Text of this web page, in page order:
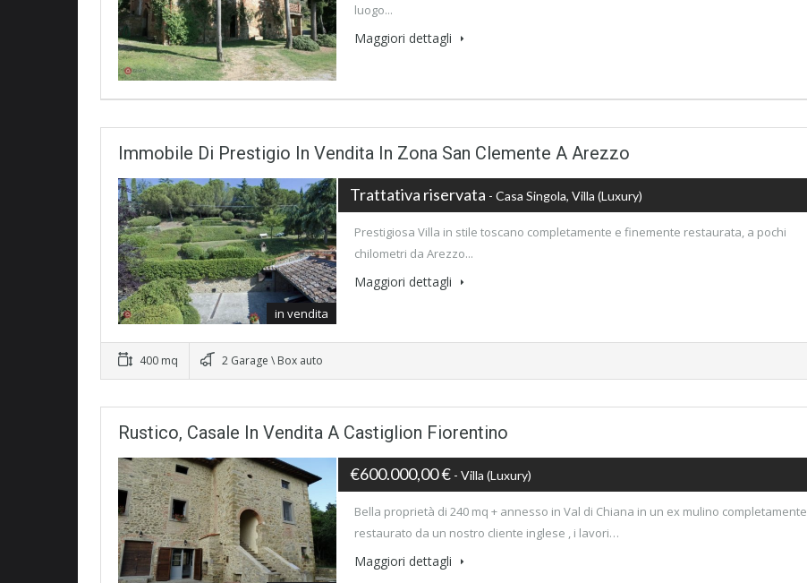
luogo...
Maggiori dettagli
Immobile Di Prestigio In Vendita In Zona San Clemente A Arezzo
in vendita
Trattativa riservata - Casa Singola, Villa (luxury)
Prestigiosa Villa in stile toscano completamente e finemente restaurata, a pochi
chilometri da Arezzo...
Maggiori dettagli
400 mq 2 Garage \ Box auto
Rustico, Casale In Vendita A Castiglion Fiorentino
€600.000,00 € - Villa (luxury)
Bella proprietà di 240 mq + annesso in Val di Chiana in un ex mulino completamente
restaurato da un nostro cliente inglese , i lavori…
Maggiori dettagli